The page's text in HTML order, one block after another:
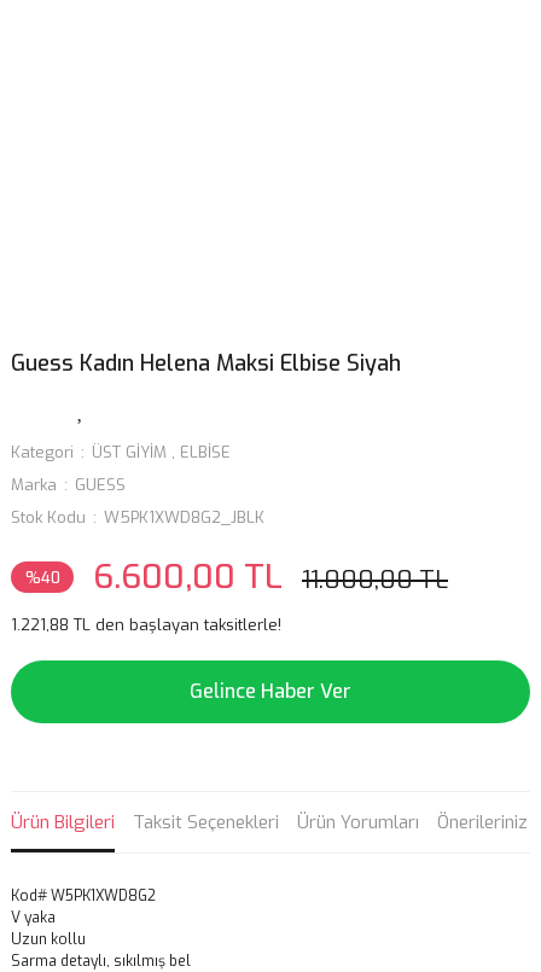
Guess Kadın Helena Maksi Elbise Siyah
Kategori ÜST GİYİM , ELBİSE
Marka
GUESS
Stok Kodu
W5PK1XWD8G2_JBLK
%40 6.600,00 TL 11.000,00 TL
1.221,88 TL den başlayan taksitlerle!
Gelince Haber Ver
Ürün Bilgileri Taksit Seçenekleri Ürün Yorumları Önerileriniz
Kod# W5PK1XWD8G2
V yaka
Uzun kollu
Sarma detaylı, sıkılmış bel